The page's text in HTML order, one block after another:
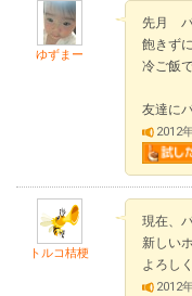
ゆずまー
先月 パ
飽きず
冷ご飯
友達に
2012
トルコ桔梗
現在、
新しい
よろし
2012